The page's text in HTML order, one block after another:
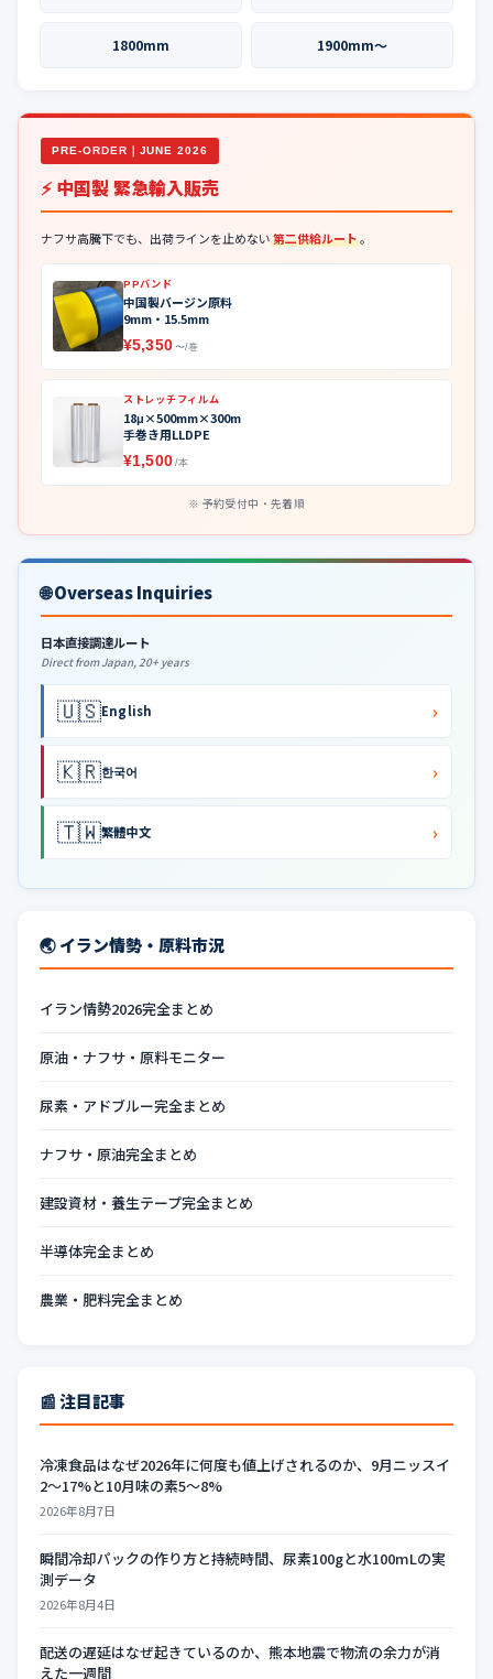
1800mm 1900mm〜
PRE-ORDER｜JUNE 2026
⚡ 中国製 緊急輸入販売
ナフサ高騰下でも、出荷ラインを止めない第二供給ルート。
PPバンド
中国製バージン原料
9mm・15.5mm
¥5,350 〜/巻
ストレッチフィルム
18μ×500mm×300m
手巻き用LLDPE
¥1,500 /本
予約受付中・先着順
🌐 Overseas Inquiries
日本直接調達ルート
Direct from Japan, 20+ years
🇺🇸English ›
🇰🇷한국어 ›
🇹🇼繁體中文 ›
🌏 イラン情勢・原料市況
イラン情勢2026完全まとめ
原油・ナフサ・原料モニター
尿素・アドブルー完全まとめ
ナフサ・原油完全まとめ
建設資材・養生テープ完全まとめ
半導体完全まとめ
農業・肥料完全まとめ
📰 注目記事
冷凍食品はなぜ2026年に何度も値上げされるのか、9月ニッスイ
2〜17%と10月味の素5〜8%
2026年8月7日
瞬間冷却パックの作り方と持続時間、尿素100gと水100mLの実
測データ
2026年8月4日
配送の遅延はなぜ起きているのか、熊本地震で物流の余力が消
えた一週間